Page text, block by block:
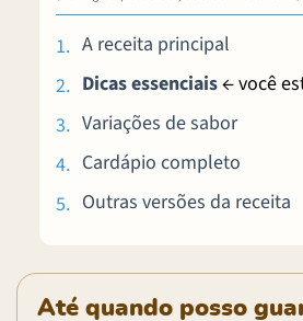
A receita principal
Dicas essenciais← você
Variações de sabor
Cardápio completo
Outras versões da receita
Até quando posso